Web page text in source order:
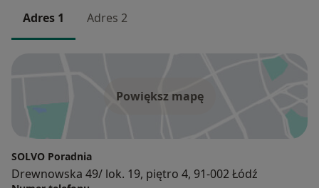
Adres 1 Adres 2
Powiększ mapę
SOLVO Poradnia
Drewnowska 49/ lok. 19, piętro 4, 91-002 Łódź